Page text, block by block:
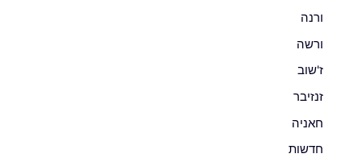
ורנה
ורשה
ז'שוב
זנזיבר
חאניה
חדשות